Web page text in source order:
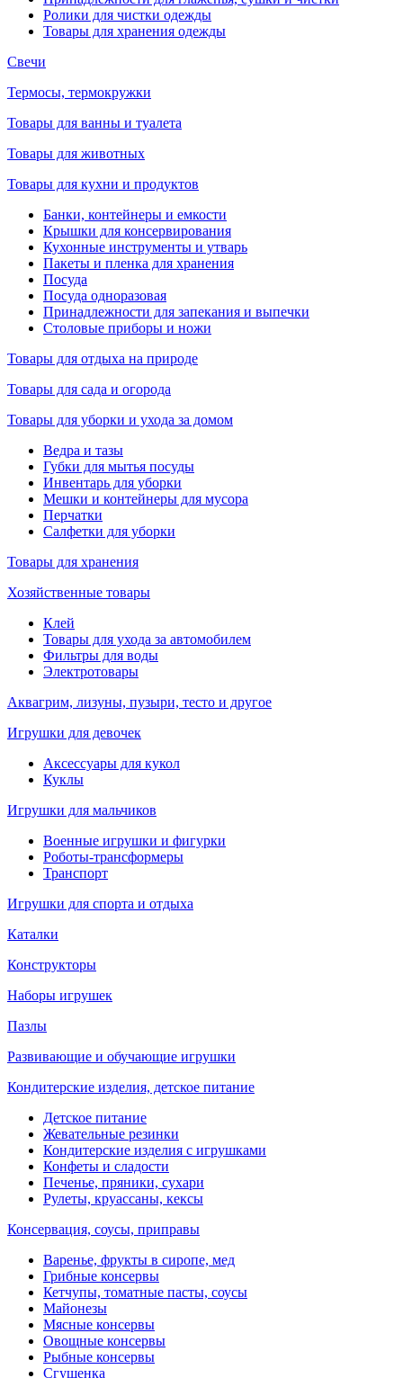
Ролики для чистки одежды
Товары для хранения одежды
Свечи
Термосы, термокружки
Товары для ванны и туалета
Товары для животных
Товары для кухни и продуктов
Банки, контейнеры и емкости
Крышки для консервирования
Кухонные инструменты и утварь
Пакеты и пленка для хранения
Посуда
Посуда одноразовая
Принадлежности для запекания и выпечки
Столовые приборы и ножи
Товары для отдыха на природе
Товары для сада и огорода
Товары для уборки и ухода за домом
Ведра и тазы
Губки для мытья посуды
Инвентарь для уборки
Мешки и контейнеры для мусора
Перчатки
Салфетки для уборки
Товары для хранения
Хозяйственные товары
Клей
Товары для ухода за автомобилем
Фильтры для воды
Электротовары
Аквагрим, лизуны, пузыри, тесто и другое
Игрушки для девочек
Аксессуары для кукол
Куклы
Игрушки для мальчиков
Военные игрушки и фигурки
Роботы-трансформеры
Транспорт
Игрушки для спорта и отдыха
Каталки
Конструкторы
Наборы игрушек
Пазлы
Развивающие и обучающие игрушки
Кондитерские изделия, детское питание
Детское питание
Жевательные резинки
Кондитерские изделия с игрушками
Конфеты и сладости
Печенье, пряники, сухари
Рулеты, круассаны, кексы
Консервация, соусы, приправы
Варенье, фрукты в сиропе, мед
Грибные консервы
Кетчупы, томатные пасты, соусы
Майонезы
Мясные консервы
Овощные консервы
Рыбные консервы
Сгущенка